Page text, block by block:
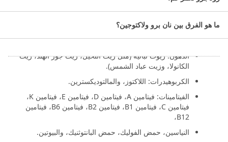
المكونات:
البروتينات: مصل الحليب، وكازين.
الدهون: زيوت نباتية (مثل زيت النخيل، زيت جوز الهند، زيت
الكانولا، وزيت عباد الشمس).
الكربوهيدرات: اللاكتوز، والمالتوديكسترين.
الفيتامينات: فيتامين A، فيتامين D، فيتامين E، فيتامين K،
فيتامين C، فيتامين B1، فيتامين B2، فيتامين B6، فيتامين
B12،
النياسين، حمض الفوليك، حمض البانتوثنيك، والبيوتين.
ما هو الفرق بين نان برو ولاكتوجين؟